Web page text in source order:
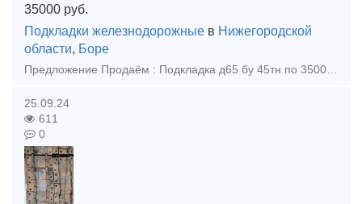
35000 руб.
Подкладки железнодорожные в Нижегородской
области, Боре
Предложение Продаём : Подкладка д65 бу 45тн по 35000р тн нал Рельсы р65 бу 12, 5м 1гр по 72000р тн с ндс Тел 89302110210 WhatsApp Тел 89302110210 telegram Тел 89302110210 viber E-ma
25.09.24
611
0